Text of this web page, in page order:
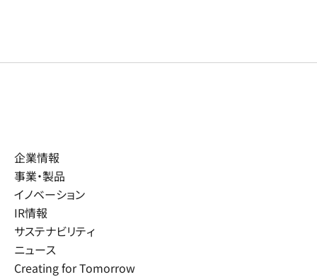
企業情報
事業・製品
イノベーション
IR情報
サステナビリティ
ニュース
Creating for Tomorrow